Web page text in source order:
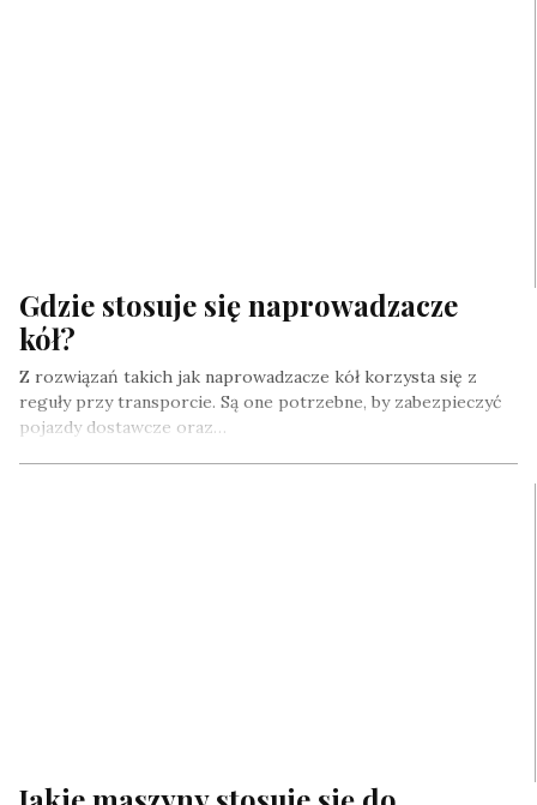
Gdzie stosuje się naprowadzacze
kół?
Z rozwiązań takich jak naprowadzacze kół korzysta się z
reguły przy transporcie. Są one potrzebne, by zabezpieczyć
pojazdy dostawcze oraz…